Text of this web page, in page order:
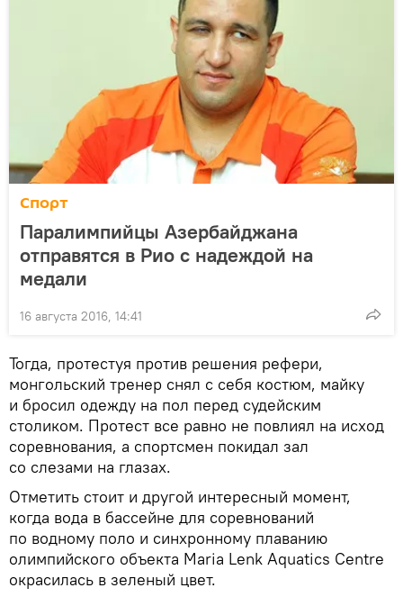
Спорт
Паралимпийцы Азербайджана
отправятся в Рио с надеждой на
медали
16 августа 2016, 14:41
Тогда, протестуя против решения рефери,
монгольский тренер снял с себя костюм, майку
и бросил одежду на пол перед судейским
столиком. Протест все равно не повлиял на исход
соревнования, а спортсмен покидал зал
со слезами на глазах.
Отметить стоит и другой интересный момент,
когда вода в бассейне для соревнований
по водному поло и синхронному плаванию
олимпийского объекта Maria Lenk Aquatics Centre
окрасилась в зеленый цвет.